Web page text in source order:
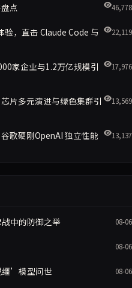
点 46,778
，直击 Claude Code 与
22,119
家企业与1.2万亿规模引
17,976
片多元演进与绿色集群引
13,569
歌硬刚OpenAI 独立性能
13,137
中的防御之举 08-06
08-06
’模型问世 08-06